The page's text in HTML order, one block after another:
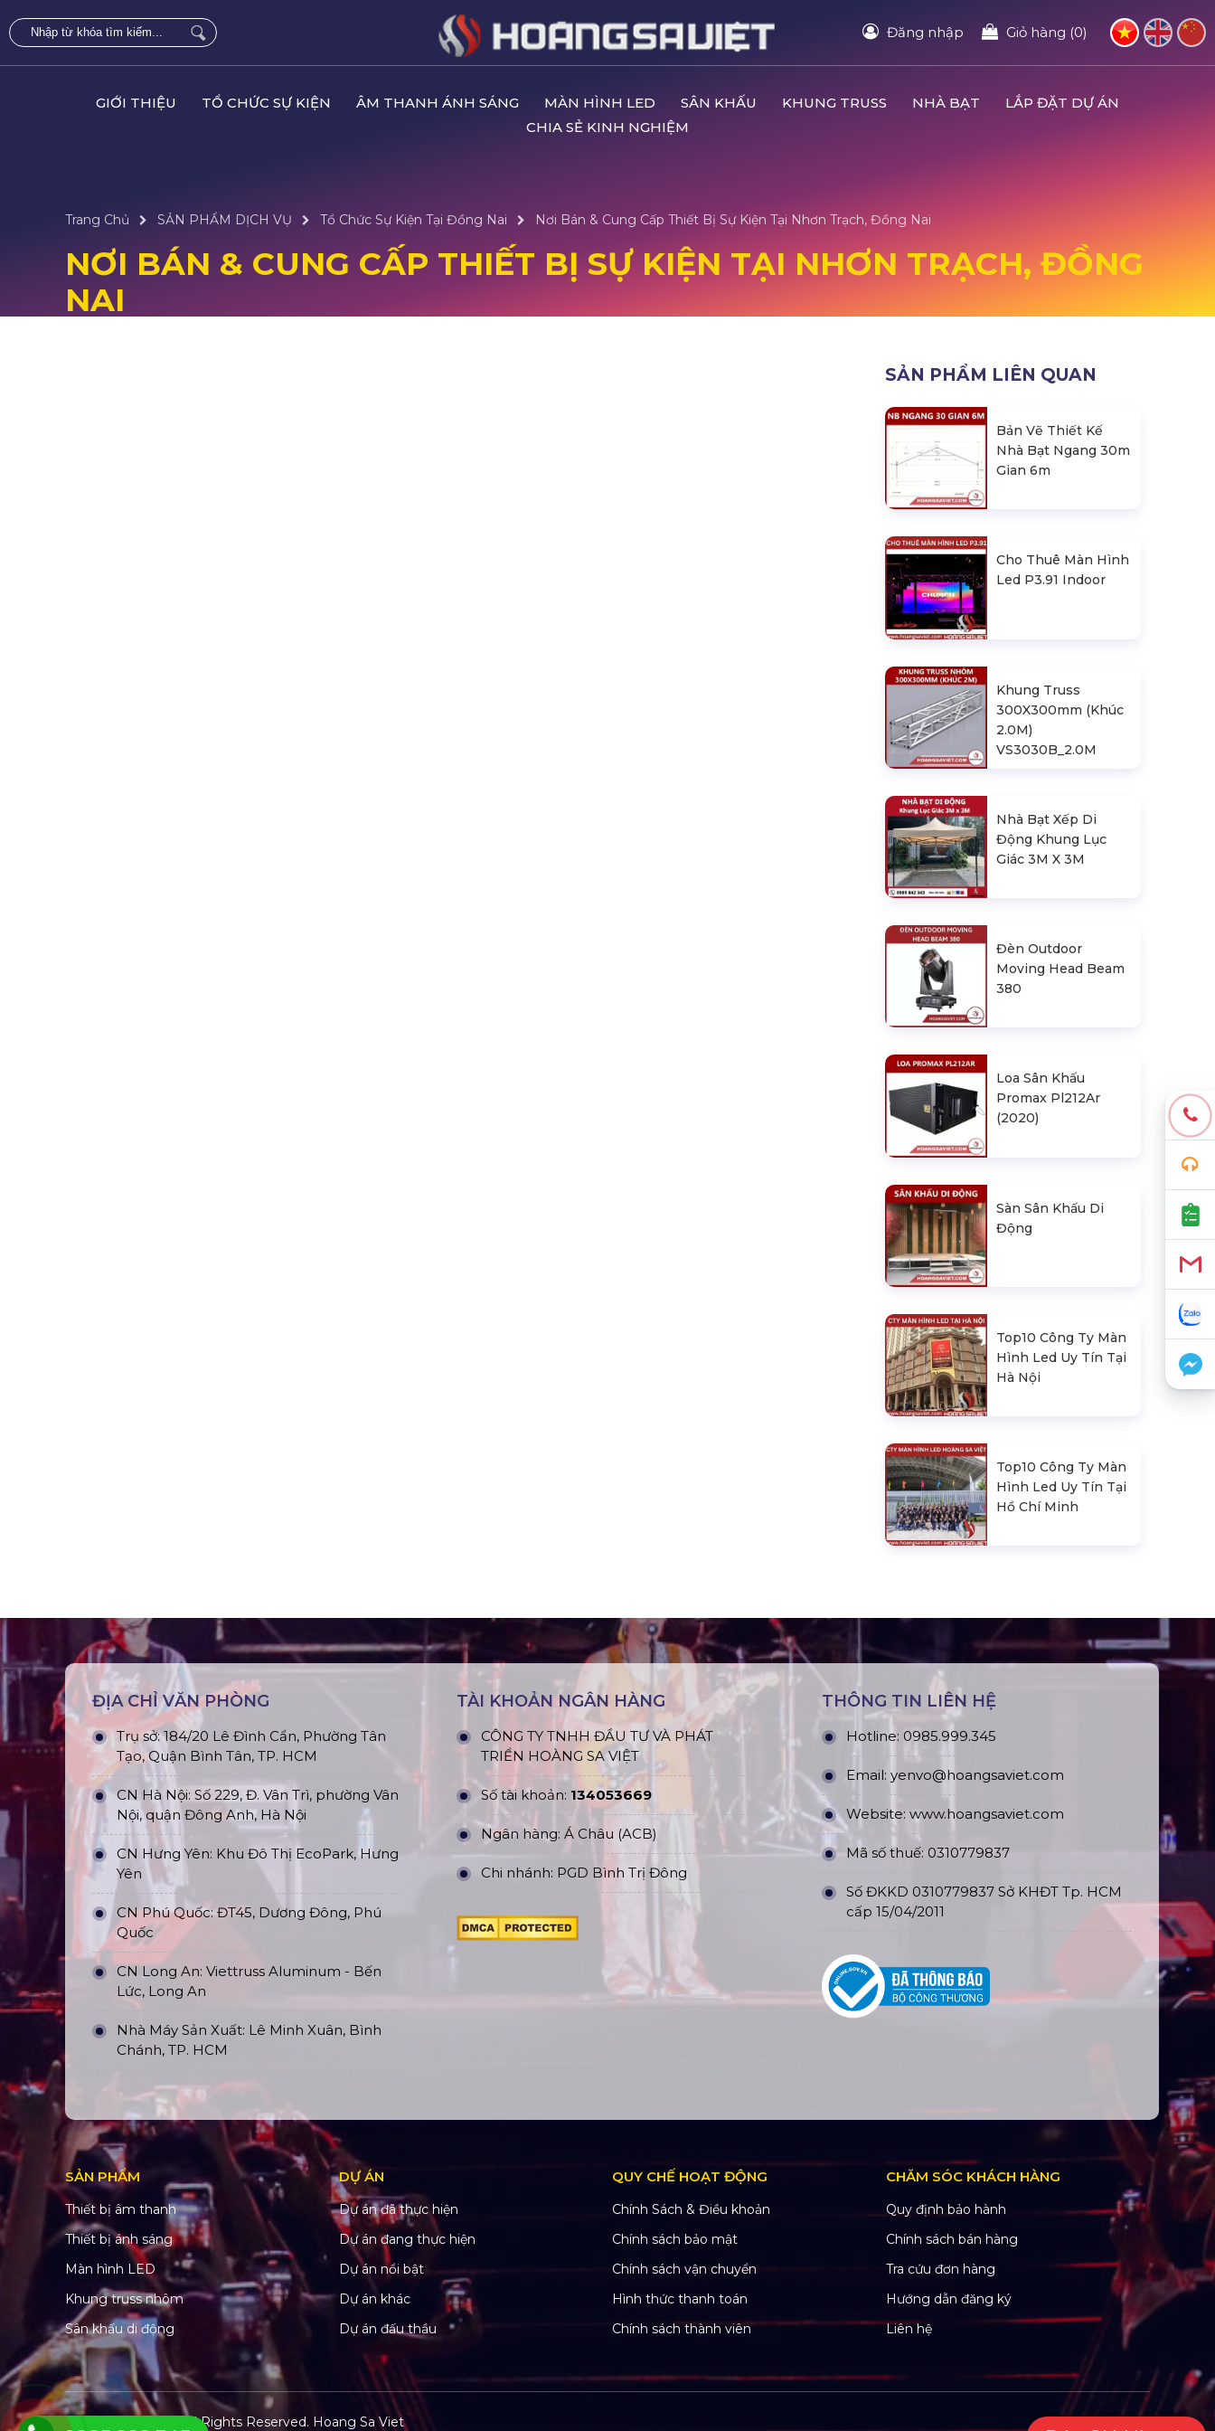
Đăng nhập Giỏ hàng (0)
GIỚI THIỆU TỔ CHỨC SỰ KIỆN ÂM THANH ÁNH SÁNG MÀN HÌNH LED SÂN KHẤU KHUNG TRUSS NHÀ BẠT
LẮP ĐẶT DỰ ÁN
CHIA SẺ KINH NGHIỆM
Trang Chủ SẢN PHẨM DỊCH VỤ Tổ Chức Sự Kiện Tại Đồng Nai Nơi Bán & Cung Cấp Thiết Bị Sự Kiện Tại Nhơn Trạch, Đồng Nai
NƠI BÁN & CUNG CẤP THIẾT BỊ SỰ KIỆN TẠI NHƠN TRẠCH, ĐỒNG
NAI
SẢN PHẨM LIÊN QUAN
Bản Vẽ Thiết Kế
Nhà Bạt Ngang 30m
Gian 6m
Cho Thuê Màn Hình
Led P3.91 Indoor
Khung Truss
300X300mm (Khúc
2.0M)
VS3030B_2.0M
Nhà Bạt Xếp Di
Động Khung Lục
Giác 3M X 3M
Đèn Outdoor
Moving Head Beam
380
Loa Sân Khấu
Promax Pl212Ar
(2020)
Sàn Sân Khấu Di
Động
Top10 Công Ty Màn
Hình Led Uy Tín Tại
Hà Nội
Top10 Công Ty Màn
Hình Led Uy Tín Tại
Hồ Chí Minh
ĐỊA CHỈ VĂN PHÒNG
Trụ sở: 184/20 Lê Đình Cẩn, Phường Tân
Tạo, Quận Bình Tân, TP. HCM
CN Hà Nội: Số 229, Đ. Vân Trì, phường Vân
Nội, quận Đông Anh, Hà Nội
CN Hưng Yên: Khu Đô Thị EcoPark, Hưng
Yên
CN Phú Quốc: ĐT45, Dương Đông, Phú
Quốc
CN Long An: Viettruss Aluminum - Bến
Lức, Long An
Nhà Máy Sản Xuất: Lê Minh Xuân, Bình
Chánh, TP. HCM
TÀI KHOẢN NGÂN HÀNG
CÔNG TY TNHH ĐẦU TƯ VÀ PHÁT
TRIỂN HOÀNG SA VIỆT
Số tài khoản: 134053669
Ngân hàng: Á Châu (ACB)
Chi nhánh: PGD Bình Trị Đông
THÔNG TIN LIÊN HỆ
Hotline: 0985.999.345
Email: yenvo@hoangsaviet.com
Website: www.hoangsaviet.com
Mã số thuế: 0310779837
Số ĐKKD 0310779837 Sở KHĐT Tp. HCM
cấp 15/04/2011
SẢN PHẨM
Thiết bị âm thanh
Thiết bị ánh sáng
Màn hình LED
Khung truss nhôm
Sân khấu di động
DỰ ÁN
Dự án đã thực hiện
Dự án đang thực hiện
Dự án nổi bật
Dự án khác
Dự án đấu thầu
QUY CHẾ HOẠT ĐỘNG
Chính Sách & Điều khoản
Chính sách bảo mật
Chính sách vận chuyển
Hình thức thanh toán
Chính sách thành viên
CHĂM SÓC KHÁCH HÀNG
Quy định bảo hành
Chính sách bán hàng
Tra cứu đơn hàng
Hướng dẫn đăng ký
Liên hệ
© Copyright 2022. All Rights Reserved. Hoang Sa Viet